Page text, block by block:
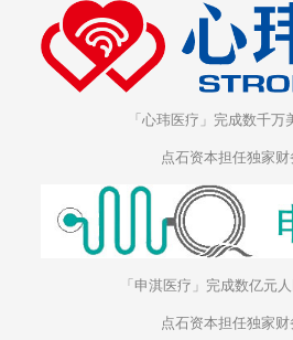
「心玮医疗」完成数千万
点石资本担任独家财
「申淇医疗」完成数亿元
点石资本担任独家财